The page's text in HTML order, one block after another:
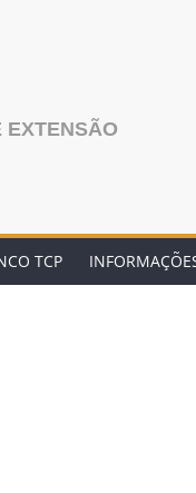
EXTENSÃO
TCP